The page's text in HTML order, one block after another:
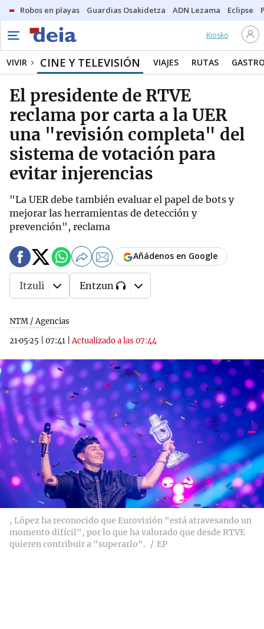
Robos en playas Guardias Osakidetza ADN Lezama Eclipse
Kiosko
VIVIR CINE Y TELEVISIÓN VIAJES RUTAS
El presidente de RTVE
reclama por carta a la UER
una "revisión completa" del
sistema de votación para
evitar injerencias
"La UER debe también evaluar el papel de bots y
mejorar las herramientas de detección y
prevención", reclama
NTM / Agencias
21·05·25
07:41 |Actualizado a las 07:44
Añádenos en Google
Itzuli Entzun
, López ha reconocido que Eurovisión "está atravesando un
momento difícil", por lo que ha valorado que desde RTVE
quieren contribuir a "superarlo".
EP